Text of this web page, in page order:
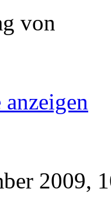
von
2009,